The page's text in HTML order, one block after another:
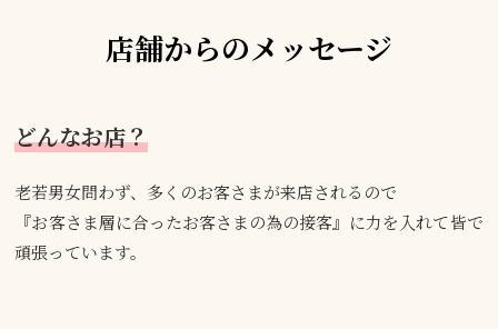
店舗からのメッセージ
どんなお店？
老若男女問わず、多くのお客さまが来店されるので
『お客さま層に合ったお客さまの為の接客』に力を入れて皆で
頑張っています。